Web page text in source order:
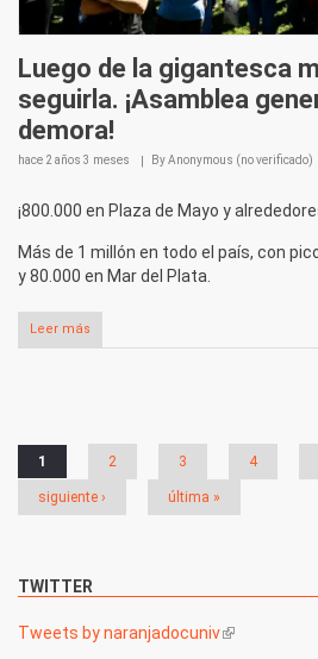
Luego de la gigantesca
seguirla. ¡Asamblea
demora!
hace 2 años 3 meses ByAnonymous (no verificado)
¡800.000 en Plaza de Mayo y
Más de 1 millón en todo el país, con
y 80.000 en Mar del Plata.
Leer más
Páginas
1 2 3 4
siguiente › última »
TWITTER
Tweets by naranjadocuniv(link is